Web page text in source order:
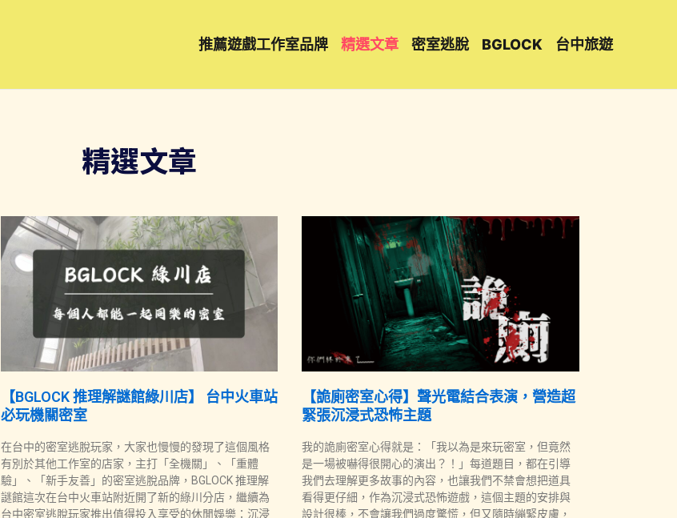
推薦遊戲工作室品牌 精選文章 密室逃脫 BGLOCK 台中旅遊
精選文章
【BGLOCK 推理解謎館綠川店】 台中火車站
必玩機關密室
在台中的密室逃脫玩家，大家也慢慢的發現了這個風格
有別於其他工作室的店家，主打「全機關」、「重體
驗」、「新手友善」的密室逃脫品牌，BGLOCK 推理解
謎館這次在台中火車站附近開了新的綠川分店，繼續為
台中密室逃脫玩家推出值得投入享受的休閒娛樂：沉浸
【詭廁密室心得】聲光電結合表演，營造超
緊張沉浸式恐怖主題
我的詭廁密室心得就是：「我以為是來玩密室，但竟然
是一場被嚇得很開心的演出？！」每道題目，都在引導
我們去理解更多故事的內容，也讓我們不禁會想把道具
看得更仔細，作為沉浸式恐怖遊戲，這個主題的安排與
設計很棒，不會讓我們過度驚慌，但又隨時繃緊皮膚，
頁
面
頁
面
頁
面
頁
面
頁
面
頁
面
頁
面